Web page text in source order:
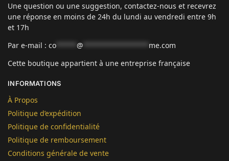
Une question ou une suggestion, contactez-nous et recevrez
une réponse en moins de 24h du lundi au vendredi entre 9h
et 17h
Par e-mail : co @
me.com
Cette boutique appartient à une entreprise française
INFORMATIONS
À Propos
Politique d’expédition
Politique de confidentialité
Politique de remboursement
Conditions générale de vente